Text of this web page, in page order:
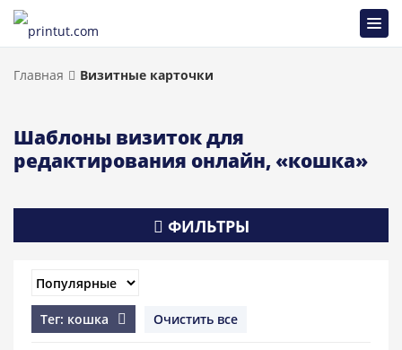
Главная Визитные карточки
Шаблоны визиток для
редактирования онлайн, «кошка»
ФИЛЬТРЫ
Тег: кошка Очистить все